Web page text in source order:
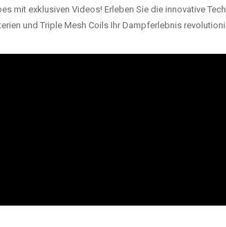
mit exklusiven Videos! Erleben Sie die innovative
und Triple Mesh Coils Ihr Dampferlebnis